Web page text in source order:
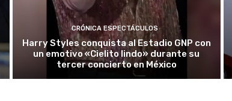
CRÓNICA ESPECTÁCULOS
Harry Styles conquista al Estadio GNP con
un emotivo «Cielito lindo» durante su
tercer concierto en México